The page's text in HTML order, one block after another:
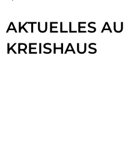
AKTUELLES
KREISHAUS